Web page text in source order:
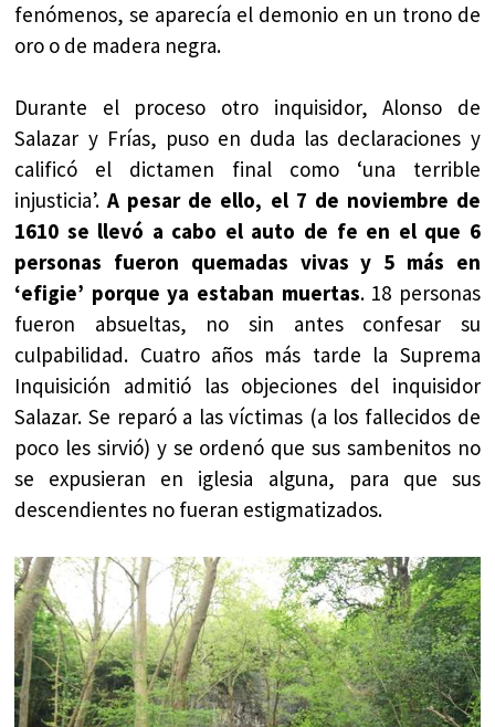
fenómenos, se aparecía el demonio en un trono de
oro o de madera negra.
Durante el proceso otro inquisidor, Alonso de
Salazar y Frías, puso en duda las declaraciones y
calificó el dictamen final como ‘una terrible
injusticia’.A pesar de ello, el 7 de noviembre de
1610 se llevó a cabo el auto de fe en el que 6
personas fueron quemadas vivas y 5 más en
‘efigie’ porque ya estaban muertas. 18 personas
fueron absueltas, no sin antes confesar su
culpabilidad. Cuatro años más tarde la Suprema
Inquisición admitió las objeciones del inquisidor
Salazar. Se reparó a las víctimas (a los fallecidos de
poco les sirvió) y se ordenó que sus sambenitos no
se expusieran en iglesia alguna, para que sus
descendientes no fueran estigmatizados.